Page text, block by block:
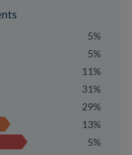
5%
5%
11%
31%
29%
13%
5%